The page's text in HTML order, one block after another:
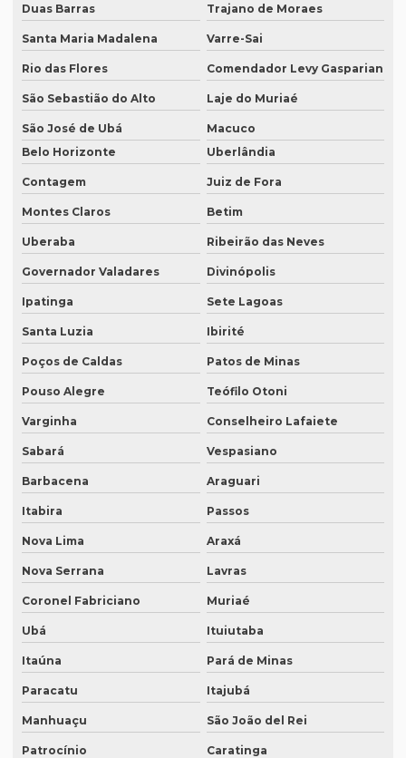
Empresa de tradução campinas
Empresa de tradução de documentos
Empresa tradução espanhol
Empresa de tradução especializada
Empresa de tradução especializada em brasília
Empresa de tradução especializada em recife
Empresa de tradução para eventos
Empresa de tradução em ingles
Empresa de tradução ingles portugues
Empresa tradução japonês
Empresa de tradução juramentada
Empresa de tradução juramentada para diplomas
Empresa de tradução juramentada para diplomas em brasília
Empresa de tradução juramentada para diplomas em porto
alegre
Empresa de tradução juramentada em inglês
Empresa de tradução juramentada em inglês em campinas
Empresa de tradução juramentada em inglês em sp
Empresa de tradução juramentada em italiano
Empresa de tradução juramentada em italiano em curitiba
Empresa de tradução juramentada em italiano em fortaleza
Empresa de tradução juramentada sp
Empresa de tradução e legendagem
Duas Barras Trajano de Moraes
Santa Maria Madalena Varre-Sai
Rio das Flores Comendador Levy Gasparian
São Sebastião do Alto Laje do Muriaé
São José de Ubá
Macuco
Belo Horizonte
Uberlândia
Contagem Juiz de Fora
Montes Claros Betim
Uberaba Ribeirão das Neves
Governador Valadares Divinópolis
Ipatinga Sete Lagoas
Santa Luzia Ibirité
Poços de Caldas Patos de Minas
Pouso Alegre Teófilo Otoni
Varginha Conselheiro Lafaiete
Sabará Vespasiano
Barbacena Araguari
Itabira Passos
Nova Lima Araxá
Nova Serrana Lavras
Coronel Fabriciano Muriaé
Ubá Ituiutaba
Itaúna Pará de Minas
Paracatu Itajubá
Manhuaçu São João del Rei
Patrocínio Caratinga